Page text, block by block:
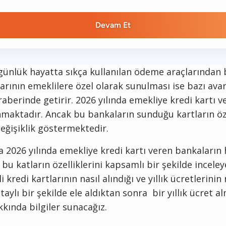
Devam Et
hayatta sıkça kullanılan ödeme
emeklilere özel olarak sunulması ise bazı
getirir. 2026 yılında emekliye kredi kartı
Ancak bu bankaların sunduğu kartların
göstermektedir.
2026 yılında emekliye kredi kartı veren
katların özelliklerini kapsamlı bir şekilde
kredi kartlarının nasıl alındığı ve yıllık
bir şekilde ele aldıktan sonra bir yıllık ücret
bilgiler sunacağız.